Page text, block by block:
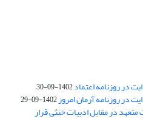
در روزنامه اعتماد1402-09-30
در روزنامه آرمان امروز1402-09-29
متعهد در مقابل ادبیات خنثی قرار